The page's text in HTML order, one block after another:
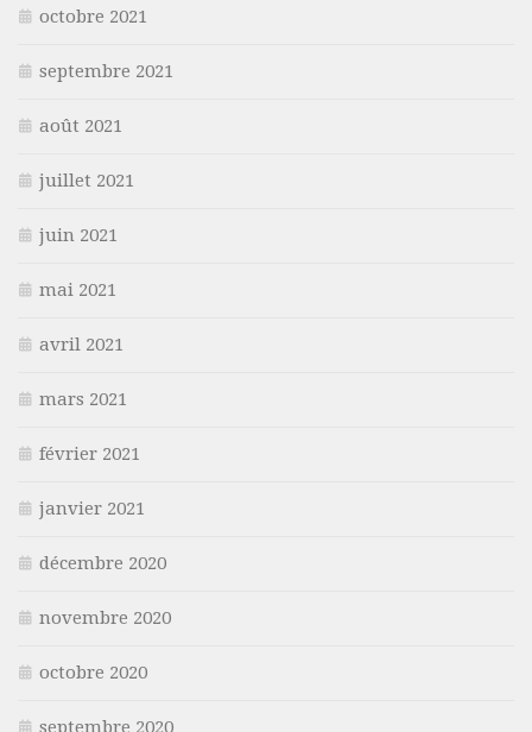
octobre 2021
septembre 2021
août 2021
juillet 2021
juin 2021
mai 2021
avril 2021
mars 2021
février 2021
janvier 2021
décembre 2020
novembre 2020
octobre 2020
septembre 2020